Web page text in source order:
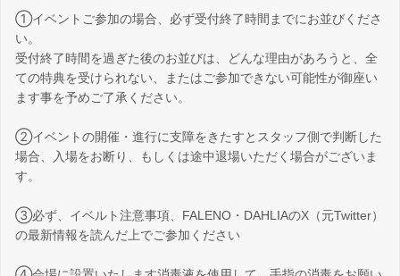
①イベントご参加の場合、必ず受付終了時間までにお並びくださ
い。
受付終了時間を過ぎた後のお並びは、どんな理由があろうと、全
ての特典を受けられない、またはご参加できない可能性が御座い
ます事を予めご了承ください。
②イベントの開催・進行に支障をきたすとスタッフ側で判断した
場合、入場をお断り、もしくは途中退場いただく場合がございま
す。
③必ず、イベルト注意事項、FALENO・DAHLIAのX（元Twitter）
の最新情報を読んだ上でご参加ください